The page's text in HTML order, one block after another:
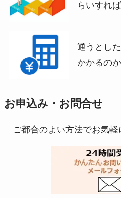
らいすれ
通うとし
かかるの
お申込み・お問合せ
ご都合のよい方法でお気軽